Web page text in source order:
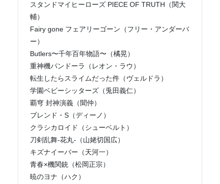
スタンドマイヒーローズ PIECE OF TRUTH（関大
輔）
Fairy gone フェアリーゴーン（フリー・アンダーバ
ー）
Butlers〜千年百年物語〜（橘晃）
重神機パンドーラ（レオン・ラウ）
転生したらスライムだった件（ヴェルドラ）
学園ベビーシッターズ（兎田義仁）
覇穹 封神演義（聞仲）
ブレンド・S（ディーノ）
クラシカロイド（シューベルト）
刀剣乱舞-花丸-（山姥切国広）
キズナイーバー（天河一）
青春×機関銃（松岡正宗）
暁のヨナ（ハク）